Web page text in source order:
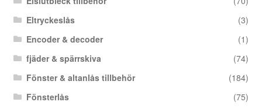
Eltryckeslås
(3)
Encoder & decoder
(1)
fjäder & spärrskiva
(74)
Fönster & altanlås tillbehör
(184)
Fönsterlås
(75)